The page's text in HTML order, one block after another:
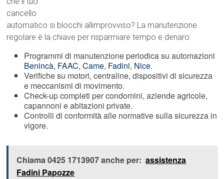
cancello
automatico si blocchi allimprovviso? La manutenzione
regolare è la chiave per risparmiare tempo e denaro:
Programmi di manutenzione periodica su automazioni
Benincà, FAAC,Came, Fadini, Nice.
Verifiche su motori, centraline, dispositivi di sicurezza
e meccanismi di movimento.
Check-up completi per condomini, aziende agricole,
capannoni e abitazioni private.
Controlli di conformità alle normative sulla sicurezza in
vigore.
Chiama 0425 1713907 anche per: assistenza
Fadini Papozze